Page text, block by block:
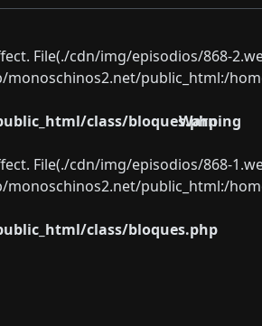
File(./cdn/img/episodios/868-
public_html:/
class/bloques.php
Warning
File(./cdn/img/episodios/868-
public_html:/
class/bloques.php